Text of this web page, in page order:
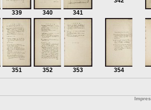
339 340 341
351 352 353 354